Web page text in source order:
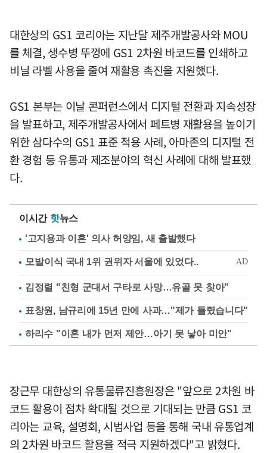
대한상의 GS1 코리아는 지난달 제주개발공사와 MOU
를 체결, 생수병 뚜껑에 GS1 2차원 바코드를 인쇄하고
비닐 라벨 사용을 줄여 재활용 촉진을 지원했다.
GS1 본부는 이날 콘퍼런스에서 디지털 전환과 지속성장
을 발표하고, 제주개발공사에서 페트병 재활용을 높이기
위한 삼다수의 GS1 표준 적용 사례, 아마존의 디지털 전
환 경험 등 유통과 제조분야의 혁신 사례에 대해 발표했
다.
이시간 핫뉴스
'고지용과 이혼' 의사 허양임, 새 출발했다
김정렬 "친형 군대서 구타로 사망…유골 못 찾아"
표창원, 남규리에 15년 만에 사과…"제가 틀렸습니다"
하리수 "이혼 내가 먼저 제안…아기 못 낳아 미안"
장근무 대한상의 유통물류진흥원장은 "앞으로 2차원 바
코드 활용이 점차 확대될 것으로 기대되는 만큼 GS1 코
리아는 교육, 설명회, 시범사업 등을 통해 국내 유통업계
의 2차원 바코드 활용을 적극 지원하겠다"고 밝혔다.